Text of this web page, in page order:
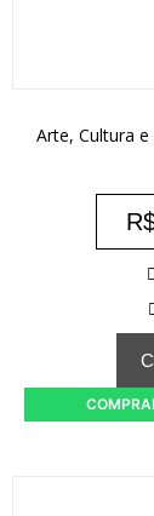
Arte, Cultura e